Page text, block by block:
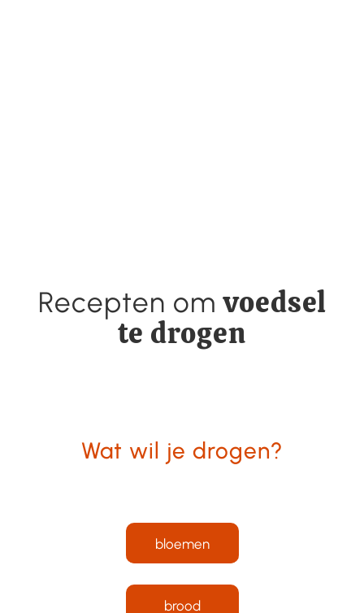
Recepten omvoedsel
te drogen
Wat wil je drogen?
bloemen
brood